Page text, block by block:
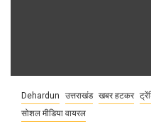
Dehardun उत्तराखंड खबर हटकर
सोशल मीडिया वायरल